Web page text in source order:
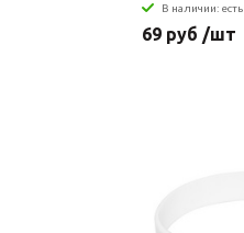
В наличии: есть
69 руб /шт